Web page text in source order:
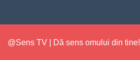
@Sens TV | Dă sens omului din tine!